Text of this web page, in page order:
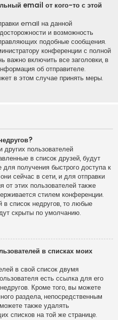
email от кого-то с этой
email на данной
и возможность
подобные сообщения.
конференции с полной
важно включить все заголовки, в
об отправителе.
в этом случае принять меры.
пользователей
в список друзей, будут
получения быстрого доступа к
сейчас в сети, и для отправки
этих пользователей также
стилем конференции.
список недругов, то любые
скрыты по умолчанию.
в списках моих
в свой список двумя
есть ссылка для его
Кроме того, вы можете
раздела, непосредственным
также удалять
списков на той же странице.